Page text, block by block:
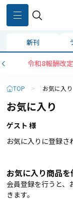
新刊
令和8報酬改
TOP > お気に入り
お気に入り
ゲスト 様
お気に入りに登録さ
お気に入り商品
会員登録を行うと、
きます。